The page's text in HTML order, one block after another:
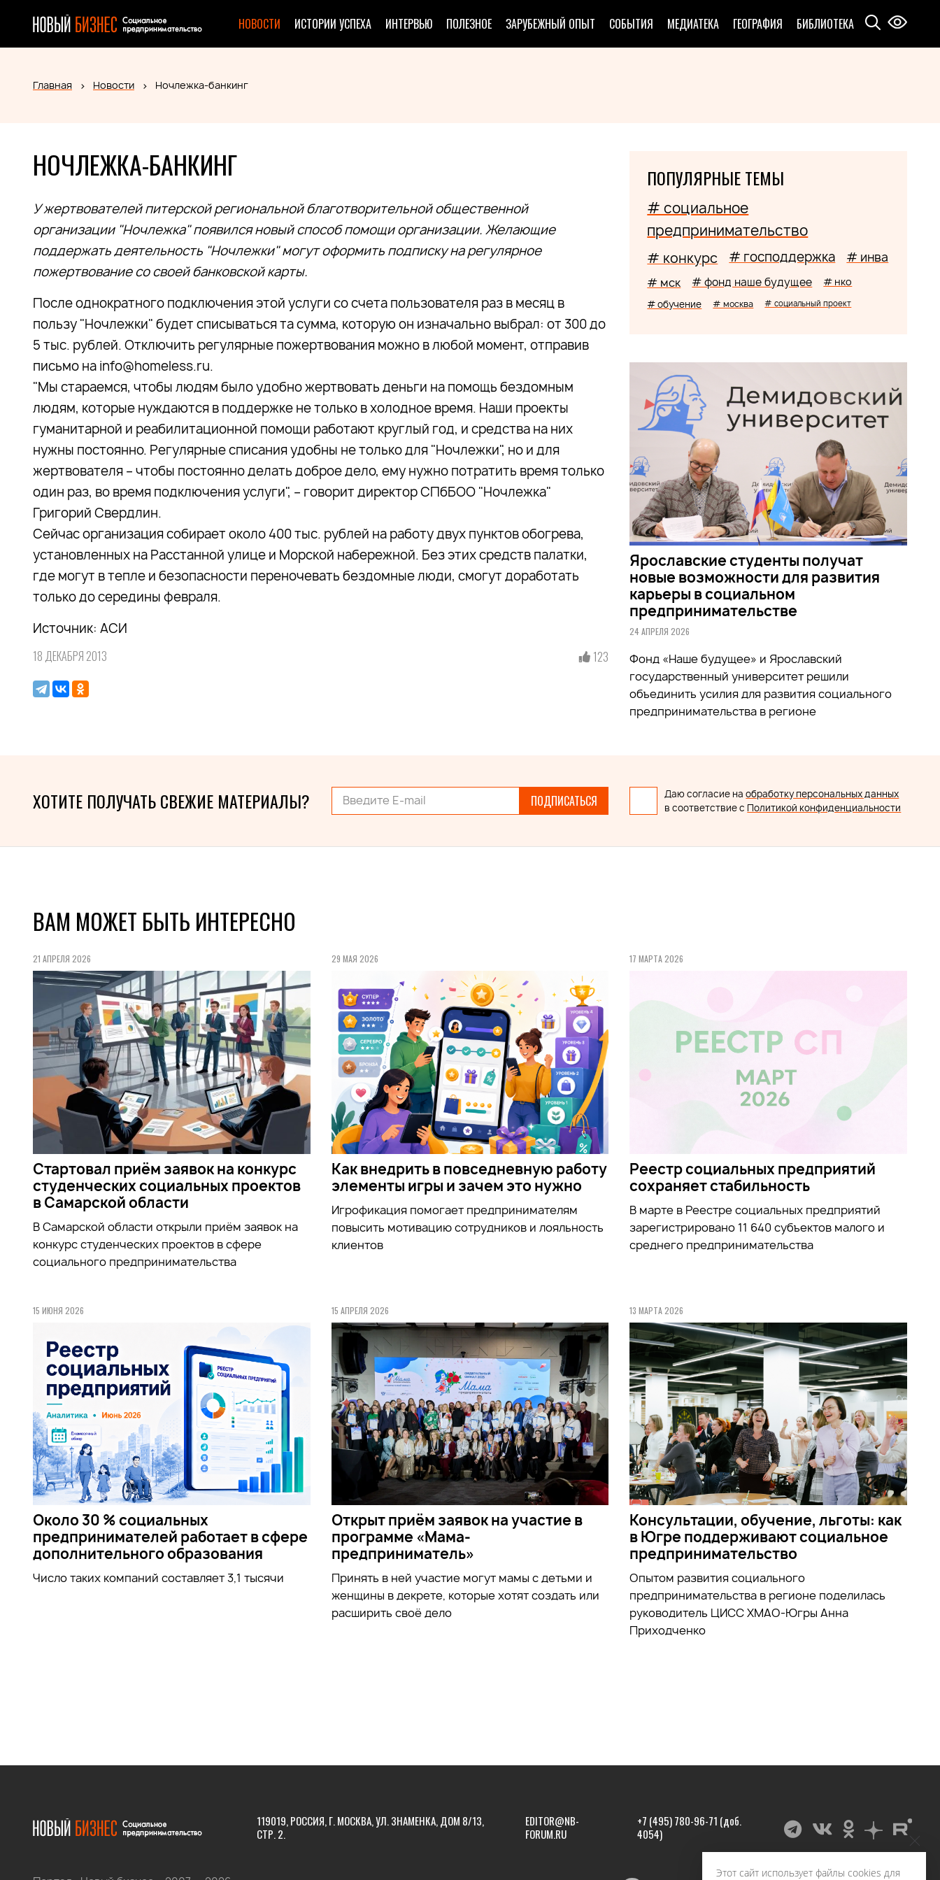
НОВОСТИ ИСТОРИИ УСПЕХА ИНТЕРВЬЮ ПОЛЕЗНОЕ ЗАРУБЕЖНЫЙ ОПЫТ СОБЫТИЯ МЕДИАТЕКА ГЕОГРАФИЯ БИБЛИОТЕКА
Главная Новости Ночлежка-банкинг
НОЧЛЕЖКА-БАНКИНГ
У жертвователей питерской региональной благотворительной общественной
организации "Ночлежка" появился новый способ помощи организации. Желающие
поддержать деятельность "Ночлежки" могут оформить подписку на регулярное
пожертвование со своей банковской карты.
После однократного подключения этой услуги со счета пользователя раз в месяц в
пользу "Ночлежки" будет списываться та сумма, которую он изначально выбрал: от 300 до
5 тыс. рублей. Отключить регулярные пожертвования можно в любой момент, отправив
письмо на info@homeless.ru.
"Мы стараемся, чтобы людям было удобно жертвовать деньги на помощь бездомным
людям, которые нуждаются в поддержке не только в холодное время. Наши проекты
гуманитарной и реабилитационной помощи работают круглый год, и средства на них
нужны постоянно. Регулярные списания удобны не только для "Ночлежки", но и для
жертвователя – чтобы постоянно делать доброе дело, ему нужно потратить время только
один раз, во время подключения услуги", – говорит директор СПбБОО "Ночлежка"
Григорий Свердлин.
Сейчас организация собирает около 400 тыс. рублей на работу двух пунктов обогрева,
установленных на Расстанной улице и Морской набережной. Без этих средств палатки,
где могут в тепле и безопасности переночевать бездомные люди, смогут доработать
только до середины февраля.
Источник: АСИ
18 ДЕКАБРЯ 2013 123
ПОПУЛЯРНЫЕ ТЕМЫ
# социальное
предпринимательство
# конкурс # господдержка # инва
# мск # фонд наше будущее # нко
# обучение # москва # социальный проект
Ярославские студенты получат
новые возможности для развития
карьеры в социальном
предпринимательстве
24 АПРЕЛЯ 2026
Фонд «Наше будущее» и Ярославский
государственный университет решили
объединить усилия для развития социального
предпринимательства в регионе
ХОТИТЕ ПОЛУЧАТЬ СВЕЖИЕ МАТЕРИАЛЫ? ПОДПИСАТЬСЯ Даю согласие наобработку персональных данных
в соответствие с Политикой конфиденциальности
ВАМ МОЖЕТ БЫТЬ ИНТЕРЕСНО
21 АПРЕЛЯ 2026
Стартовал приём заявок на конкурс
студенческих социальных проектов
в Самарской области
В Самарской области открыли приём заявок на
конкурс студенческих проектов в сфере
социального предпринимательства
29 МАЯ 2026
Как внедрить в повседневную работу
элементы игры и зачем это нужно
Игрофикация помогает предпринимателям
повысить мотивацию сотрудников и лояльность
клиентов
17 МАРТА 2026
Реестр социальных предприятий
сохраняет стабильность
В марте в Реестре социальных предприятий
зарегистрировано 11 640 субъектов малого и
среднего предпринимательства
15 ИЮНЯ 2026
Около 30 % социальных
предпринимателей работает в сфере
дополнительного образования
Число таких компаний составляет 3,1 тысячи
15 АПРЕЛЯ 2026
Открыт приём заявок на участие в
программе «Мама-
предприниматель»
Принять в ней участие могут мамы с детьми и
женщины в декрете, которые хотят создать или
расширить своё дело
13 МАРТА 2026
Консультации, обучение, льготы: как
в Югре поддерживают социальное
предпринимательство
Опытом развития социального
предпринимательства в регионе поделилась
руководитель ЦИСС ХМАО-Югры Анна
Приходченко
119019, РОССИЯ, Г. МОСКВА, УЛ. ЗНАМЕНКА, ДОМ 8/13,
СТР. 2.
EDITOR@NB-
FORUM.RU
+7 (495) 780-96-71 (доб.
4054)
Этот сайт использует файлы cookies для